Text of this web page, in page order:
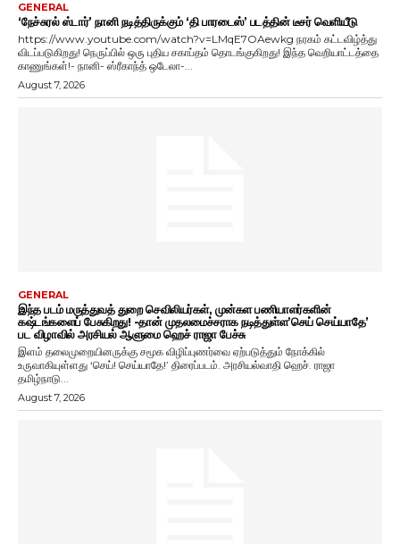
GENERAL
‘நேச்சுரல் ஸ்டார்’ நானி நடித்திருக்கும் ‘தி பாரடைஸ்’ படத்தின் டீசர் வெளியீடு
https://www.youtube.com/watch?v=LMqE7OAewkg நரகம் கட்டவிழ்த்து
விடப்படுகிறது! நெருப்பில் ஒரு புதிய சகாப்தம் தொடங்குகிறது! இந்த வெறியாட்டத்தை
காணுங்கள்!- நானி- ஸ்ரீகாந்த் ஒடேலா-...
August 7, 2026
GENERAL
இந்த படம் மருத்துவத் துறை செவிலியர்கள், முன்கள பணியாளர்களின்
கஷ்டங்களைப் பேசுகிறது! -தான் முதலமைச்சராக நடித்துள்ள’செய் செய்யாதே’
பட விழாவில் அரசியல் ஆளுமை ஹெச் ராஜா பேச்சு
இளம் தலைமுறையினருக்கு சமூக விழிப்புணர்வை ஏற்படுத்தும் நோக்கில்
உருவாகியுள்ளது ‘செய்! செய்யாதே!’ திரைப்படம். அரசியல்வாதி ஹெச். ராஜா
தமிழ்நாடு...
August 7, 2026